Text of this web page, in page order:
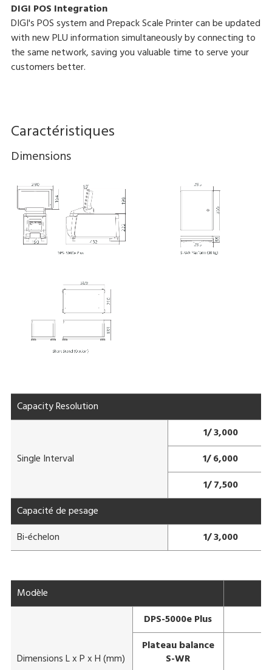
DIGI POS Integration
DIGI's POS system and Prepack Scale Printer can be updated
with new PLU information simultaneously by connecting to
the same network, saving you valuable time to serve your
customers better.
Caractéristiques
Dimensions
Capacity Resolution
Single Interval
1/ 3,000
1/ 6,000
1/ 7,500
Capacité de pesage
Bi-échelon
1/ 3,000
Modèle
Dimensions L x P x H (mm)
DPS-5000e Plus
Plateau balance
S-WR